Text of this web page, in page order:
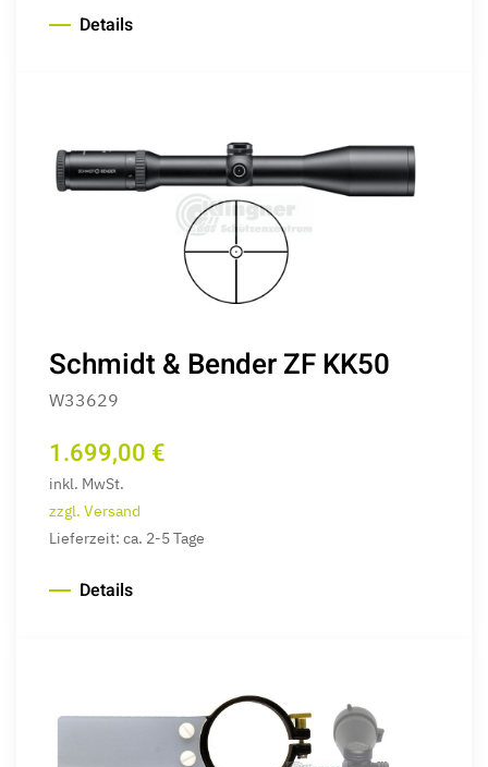
Details
Schmidt & Bender ZF KK50
W33629
1.699,00 €
inkl. MwSt.
zzgl. Versand
Lieferzeit: ca. 2-5 Tage
Details